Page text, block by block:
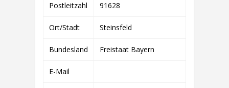
Postleitzahl 91628
Ort/Stadt Steinsfeld
Bundesland Freistaat Bayern
E-Mail